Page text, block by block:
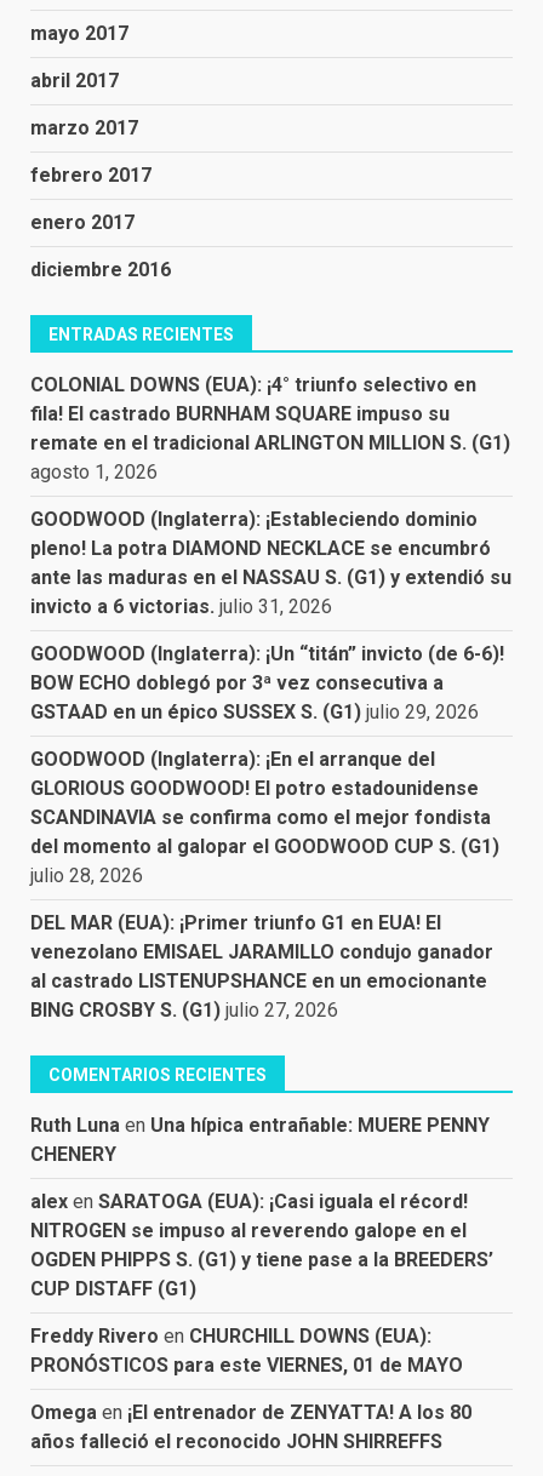
mayo 2017
abril 2017
marzo 2017
febrero 2017
enero 2017
diciembre 2016
ENTRADAS RECIENTES
COLONIAL DOWNS (EUA): ¡4° triunfo selectivo en
fila! El castrado BURNHAM SQUARE impuso su
remate en el tradicional ARLINGTON MILLION S. (G1)
agosto 1, 2026
GOODWOOD (Inglaterra): ¡Estableciendo dominio
pleno! La potra DIAMOND NECKLACE se encumbró
ante las maduras en el NASSAU S. (G1) y extendió su
invicto a 6 victorias. julio 31, 2026
GOODWOOD (Inglaterra): ¡Un “titán” invicto (de 6-6)!
BOW ECHO doblegó por 3ª vez consecutiva a
GSTAAD en un épico SUSSEX S. (G1) julio 29, 2026
GOODWOOD (Inglaterra): ¡En el arranque del
GLORIOUS GOODWOOD! El potro estadounidense
SCANDINAVIA se confirma como el mejor fondista
del momento al galopar el GOODWOOD CUP S. (G1)
julio 28, 2026
DEL MAR (EUA): ¡Primer triunfo G1 en EUA! El
venezolano EMISAEL JARAMILLO condujo ganador
al castrado LISTENUPSHANCE en un emocionante
BING CROSBY S. (G1) julio 27, 2026
COMENTARIOS RECIENTES
Ruth Luna en Una hípica entrañable: MUERE PENNY
CHENERY
alex en SARATOGA (EUA): ¡Casi iguala el récord!
NITROGEN se impuso al reverendo galope en el
OGDEN PHIPPS S. (G1) y tiene pase a la BREEDERS’
CUP DISTAFF (G1)
Freddy Rivero en CHURCHILL DOWNS (EUA):
PRONÓSTICOS para este VIERNES, 01 de MAYO
Omega en ¡El entrenador de ZENYATTA! A los 80
años falleció el reconocido JOHN SHIRREFFS